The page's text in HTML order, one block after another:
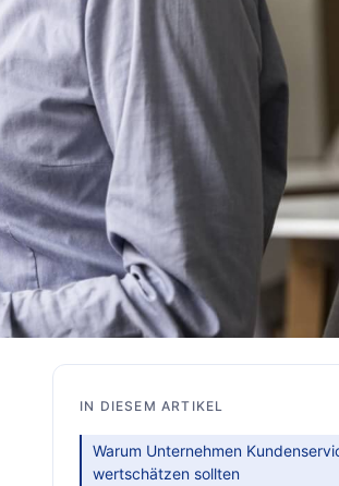
IN DIESEM ARTIKEL
Warum Unternehmen
wertschätzen sollten